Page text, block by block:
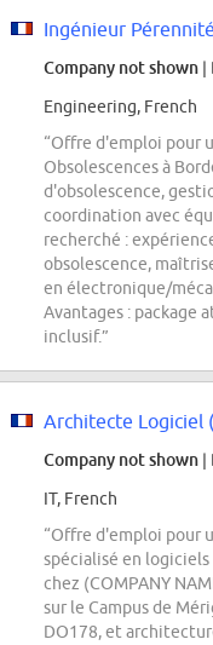
Ingénieur
Company not shown |
Engineering, French
“Offre d'emploi pour
Obsolescences à
d'obsolescence,
coordination avec
recherché :
obsolescence,
en électronique/
Avantages : package
inclusif.”
Architecte Logiciel
Company not shown |
IT, French
“Offre d'emploi pour
spécialisé en
chez (COMPANY
sur le Campus de
DO178, et